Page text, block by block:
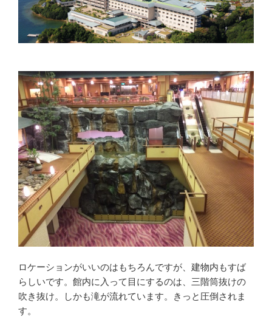
ロケーションがいいのはもちろんですが、建物内もすば
らしいです。館内に入って目にするのは、三階筒抜けの
吹き抜け。しかも滝が流れています。きっと圧倒されま
す。